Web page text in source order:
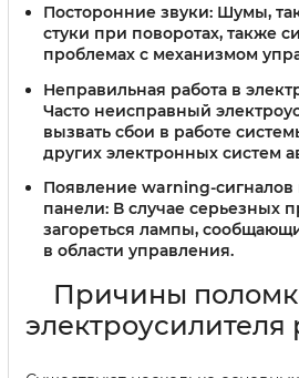
Посторонние звуки: Шумы,
стуки при поворотах, также
проблемах с механизмом
Неправильная работа в
Часто неисправный
вызвать сбои в работе
других электронных систем
Появление warning-
панели: В случае серьезных
загореться лампы,
в области управления.
Причины
электроусилителя